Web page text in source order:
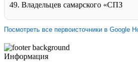
49. Владельцев самарского «СПЗ
Посмотреть все первоисточники в Google
Информация